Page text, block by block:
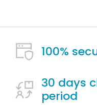
100%
30 days
period